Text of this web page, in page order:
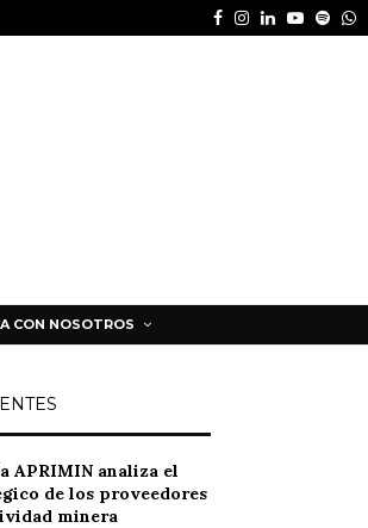
Facebook
Instagram
LinkedinYoutube
CON NOSOTROS
APRIMIN analiza el
de los proveedores
minera